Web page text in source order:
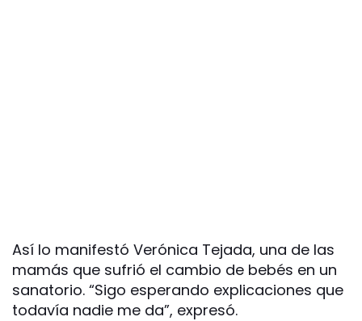
Así lo manifestó Verónica Tejada, una de las
mamás que sufrió el cambio de bebés en un
sanatorio. “Sigo esperando explicaciones que
todavía nadie me da”, expresó.